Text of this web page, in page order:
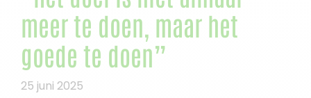
meer te doen, maar het
goede te doen”
25 juni 2025